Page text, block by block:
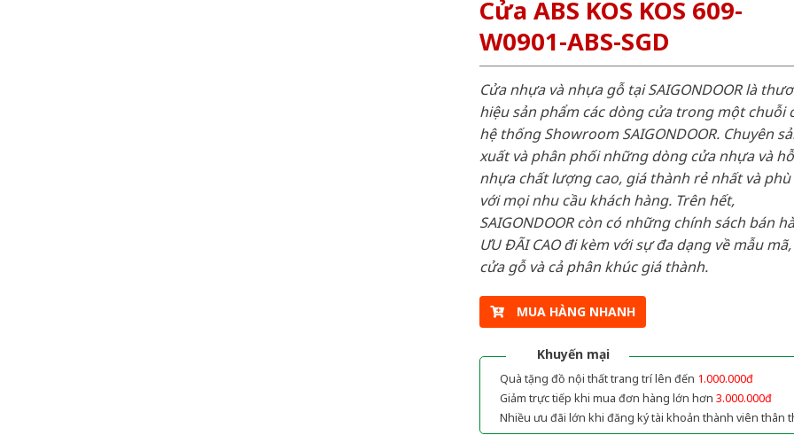
Cửa ABS KOS KOS 609-
W0901-ABS-SGD
Cửa nhựa và nhựa gỗ tại SAIGONDOOR là
hiệu sản phẩm các dòng cửa trong một chuỗi
hệ thống Showroom SAIGONDOOR. Chuyên
xuất và phân phối những dòng cửa nhựa và
nhựa chất lượng cao, giá thành rẻ nhất và
với mọi nhu cầu khách hàng. Trên hết,
SAIGONDOOR còn có những chính sách bán
ƯU ĐÃI CAO đi kèm với sự đa dạng về mẫu
cửa gỗ và cả phân khúc giá thành.
MUA HÀNG NHANH
Khuyến mại
Quà tặng đồ nội thất trang trí lên đến 1.000.000đ
Giảm trực tiếp khi mua đơn hàng lớn hơn 3.000.000đ
Nhiều ưu đãi lớn khi đăng ký tài khoản thành viên thân